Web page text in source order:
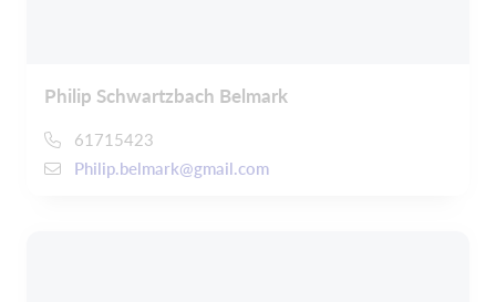
Philip Schwartzbach Belmark
61715423
Philip.belmark@gmail.com